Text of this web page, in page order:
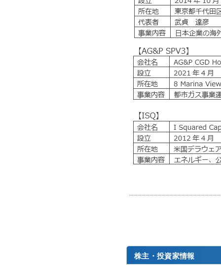
株主・投資家情報